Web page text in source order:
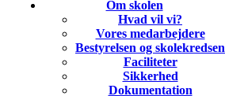
Om skolen
Hvad vil vi?
Vores medarbejdere
Bestyrelsen og skolekredsen
Faciliteter
Sikkerhed
Dokumentation